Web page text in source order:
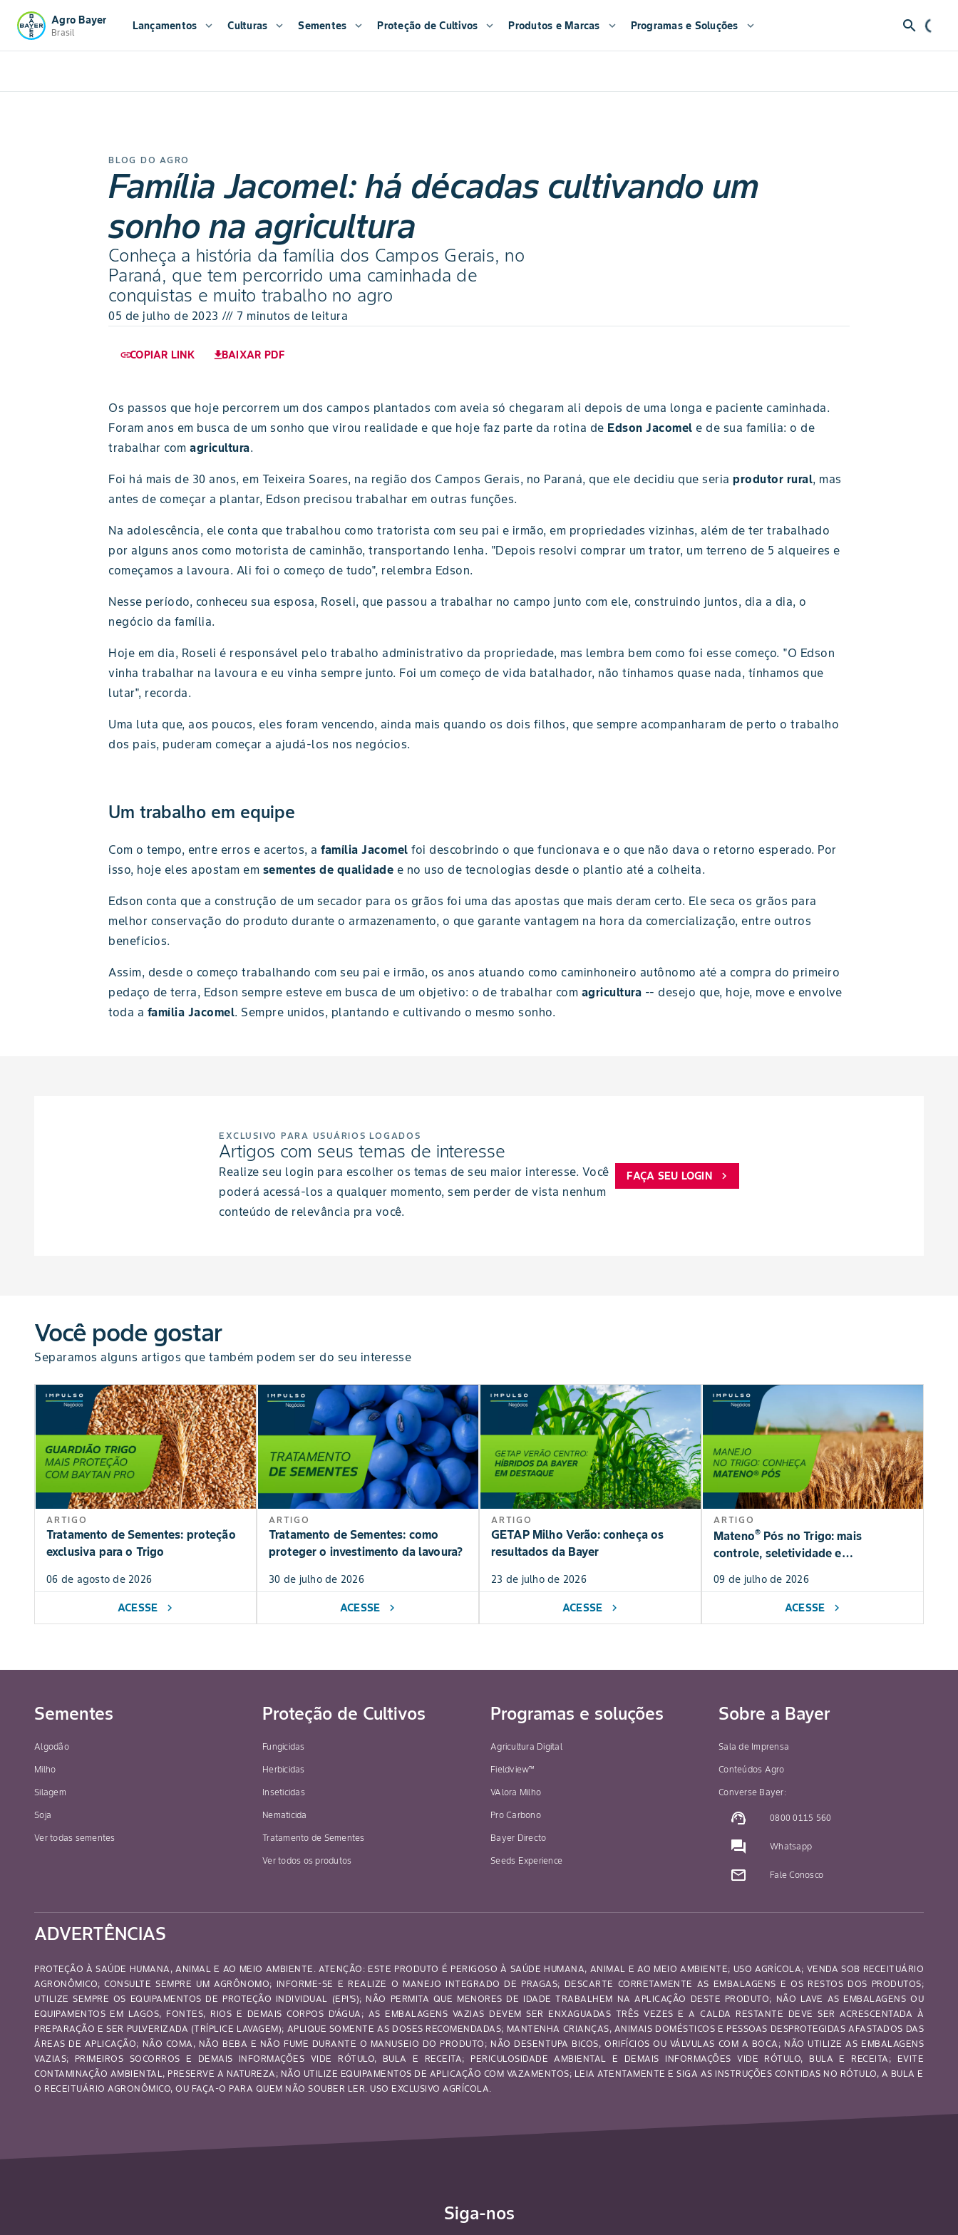
Agro Bayer
Brasil
Lançamentos expand_more Culturas expand_more Sementes expand_more Proteção de Cultivos expand_more Produtos e Marcas expand_more Programas e Soluções expand_more search
BLOG DO AGRO
Família Jacomel: há décadas cultivando um
sonho na agricultura
Conheça a história da família dos Campos Gerais, no
Paraná, que tem percorrido uma caminhada de
conquistas e muito trabalho no agro
05 de julho de 2023 /// 7 minutos de leitura
COPIAR LINK
link BAIXAR PDF
download
Os passos que hoje percorrem um dos campos plantados com aveia só chegaram ali depois de uma longa e paciente caminhada.
Foram anos em busca de um sonho que virou realidade e que hoje faz parte da rotina de Edson Jacomel e de sua família: o de
trabalhar com agricultura.
Foi há mais de 30 anos, em Teixeira Soares, na região dos Campos Gerais, no Paraná, que ele decidiu que seria produtor rural, mas
antes de começar a plantar, Edson precisou trabalhar em outras funções.
Na adolescência, ele conta que trabalhou como tratorista com seu pai e irmão, em propriedades vizinhas, além de ter trabalhado
por alguns anos como motorista de caminhão, transportando lenha. "Depois resolvi comprar um trator, um terreno de 5 alqueires e
começamos a lavoura. Ali foi o começo de tudo", relembra Edson.
Nesse período, conheceu sua esposa, Roseli, que passou a trabalhar no campo junto com ele, construindo juntos, dia a dia, o
negócio da família.
Hoje em dia, Roseli é responsável pelo trabalho administrativo da propriedade, mas lembra bem como foi esse começo. "O Edson
vinha trabalhar na lavoura e eu vinha sempre junto. Foi um começo de vida batalhador, não tínhamos quase nada, tínhamos que
lutar", recorda.
Uma luta que, aos poucos, eles foram vencendo, ainda mais quando os dois filhos, que sempre acompanharam de perto o trabalho
dos pais, puderam começar a ajudá-los nos negócios.
Um trabalho em equipe
Com o tempo, entre erros e acertos, a família Jacomel foi descobrindo o que funcionava e o que não dava o retorno esperado. Por
isso, hoje eles apostam em sementes de qualidade e no uso de tecnologias desde o plantio até a colheita.
Edson conta que a construção de um secador para os grãos foi uma das apostas que mais deram certo. Ele seca os grãos para
melhor conservação do produto durante o armazenamento, o que garante vantagem na hora da comercialização, entre outros
benefícios.
Assim, desde o começo trabalhando com seu pai e irmão, os anos atuando como caminhoneiro autônomo até a compra do primeiro
pedaço de terra, Edson sempre esteve em busca de um objetivo: o de trabalhar com agricultura -- desejo que, hoje, move e envolve
toda a família Jacomel. Sempre unidos, plantando e cultivando o mesmo sonho.
EXCLUSIVO PARA USUÁRIOS LOGADOS
Artigos com seus temas de interesse
Realize seu login para escolher os temas de seu maior interesse. Você
poderá acessá-los a qualquer momento, sem perder de vista nenhum
conteúdo de relevância pra você.
FAÇA SEU LOGIN chevron_right
Você pode gostar
Separamos alguns artigos que também podem ser do seu interesse
ARTIGO
Tratamento de Sementes: proteção
exclusiva para o Trigo
06 de agosto de 2026
ACESSE chevron_right
ARTIGO
Tratamento de Sementes: como
proteger o investimento da lavoura?
30 de julho de 2026
ACESSE chevron_right
ARTIGO
GETAP Milho Verão: conheça os
resultados da Bayer
23 de julho de 2026
ACESSE chevron_right
ARTIGO
Mateno® Pós no Trigo: mais
controle, seletividade e
09 de julho de 2026
ACESSE chevron_right
Sementes
Algodão
Milho
Silagem
Soja
Ver todas sementes
Proteção de Cultivos
Fungicidas
Herbicidas
Inseticidas
Nematicida
Tratamento de Sementes
Ver todos os produtos
Programas e soluções
Agricultura Digital
Fieldview™
VAlora Milho
Pro Carbono
Bayer Directo
Seeds Experience
Sobre a Bayer
Sala de Imprensa
Conteúdos Agro
Converse Bayer:
support_agent 0800 0115 560
question_answer Whatsapp
mail_outline Fale Conosco
ADVERTÊNCIAS
PROTEÇÃO À SAÚDE HUMANA, ANIMAL E AO MEIO AMBIENTE. ATENÇÃO: ESTE PRODUTO É PERIGOSO À SAÚDE HUMANA, ANIMAL E AO MEIO AMBIENTE; USO AGRÍCOLA; VENDA SOB RECEITUÁRIO
AGRONÔMICO; CONSULTE SEMPRE UM AGRÔNOMO; INFORME-SE E REALIZE O MANEJO INTEGRADO DE PRAGAS; DESCARTE CORRETAMENTE AS EMBALAGENS E OS RESTOS DOS PRODUTOS;
UTILIZE SEMPRE OS EQUIPAMENTOS DE PROTEÇÃO INDIVIDUAL (EPI’S); NÃO PERMITA QUE MENORES DE IDADE TRABALHEM NA APLICAÇÃO DESTE PRODUTO; NÃO LAVE AS EMBALAGENS OU
EQUIPAMENTOS EM LAGOS, FONTES, RIOS E DEMAIS CORPOS D’ÁGUA; AS EMBALAGENS VAZIAS DEVEM SER ENXAGUADAS TRÊS VEZES E A CALDA RESTANTE DEVE SER ACRESCENTADA À
PREPARAÇÃO E SER PULVERIZADA (TRÍPLICE LAVAGEM); APLIQUE SOMENTE AS DOSES RECOMENDADAS; MANTENHA CRIANÇAS, ANIMAIS DOMÉSTICOS E PESSOAS DESPROTEGIDAS AFASTADOS DAS
ÁREAS DE APLICAÇÃO; NÃO COMA, NÃO BEBA E NÃO FUME DURANTE O MANUSEIO DO PRODUTO; NÃO DESENTUPA BICOS, ORIFÍCIOS OU VÁLVULAS COM A BOCA; NÃO UTILIZE AS EMBALAGENS
VAZIAS; PRIMEIROS SOCORROS E DEMAIS INFORMAÇÕES VIDE RÓTULO, BULA E RECEITA; PERICULOSIDADE AMBIENTAL E DEMAIS INFORMAÇÕES VIDE RÓTULO, BULA E RECEITA; EVITE
CONTAMINAÇÃO AMBIENTAL, PRESERVE A NATUREZA; NÃO UTILIZE EQUIPAMENTOS DE APLICAÇÃO COM VAZAMENTOS; LEIA ATENTAMENTE E SIGA AS INSTRUÇÕES CONTIDAS NO RÓTULO, A BULA E
O RECEITUÁRIO AGRONÔMICO, OU FAÇA-O PARA QUEM NÃO SOUBER LER. USO EXCLUSIVO AGRÍCOLA.
Siga-nos